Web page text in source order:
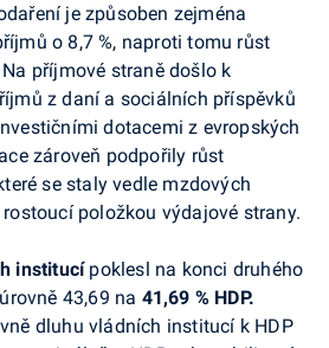
je způsoben zejména
o 8,7 %, naproti tomu růst
příjmové straně došlo k
z daní a sociálních příspěvků
dotacemi z evropských
zároveň podpořily růst
se staly vedle mzdových
položkou výdajové strany.
institucípoklesl na konci druhého
43,69 na 41,69 % HDP.
dluhu vládních institucí k HDP